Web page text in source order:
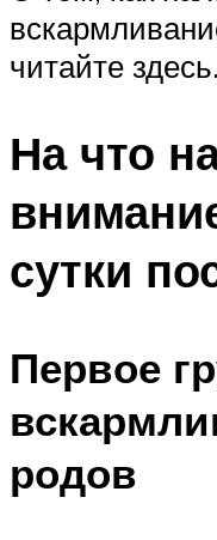
читайте здесь.
На что
сутки
Первое
родов